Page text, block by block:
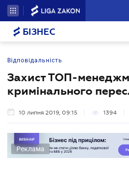
БІЗНЕС
Відповідальність
Захист ТОП-
кримінального
10 липня 2019, 09:15 1394
Реклама